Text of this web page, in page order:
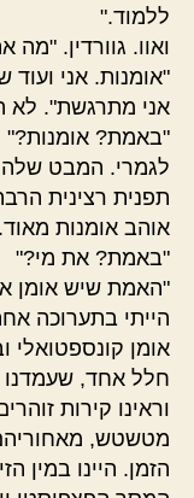
ללמוד."
ואוו. גוורדין.
"אומנות. אני
אני מתרגשת". לא
"באמת? אומנות?"
לגמרי. המבט
תפנית רצינית
אוהב אומנות מאוד.
"באמת? את מי?"
"האמת שיש אומן
הייתי בתערוכה
אומן קונספטואלי
חלל אחד, שעמדנו
וראינו קירות
מטשטש,
הזמן. היינו במין